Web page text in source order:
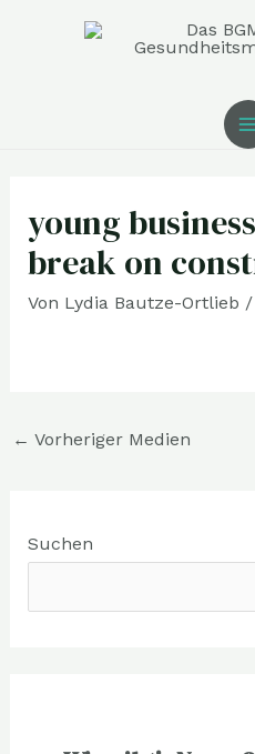
young
break on
Von Lydia Bautze-Ortlieb /
← Vorheriger Medien
Suchen